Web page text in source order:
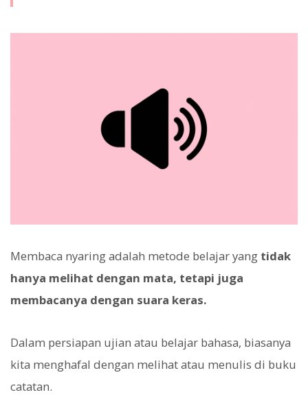
Membaca nyaring adalah metode belajar yang tidak
hanya melihat dengan mata, tetapi juga
membacanya dengan suara keras.
Dalam persiapan ujian atau belajar bahasa, biasanya
kita menghafal dengan melihat atau menulis di buku
catatan.